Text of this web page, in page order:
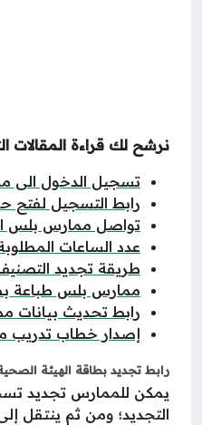
نرشح لك قراءة المقالات
تسجيل الدخول الى
رابط التسجيل
تواصل ممارس بلس
عدد الساعات
طريقة تجديد
ممارس بلس طباعة
رابط تحديث بيانات
إصدار خطاب تدريب
رابط تجديد بطاقة الهيئة
يمكن للممارس تجديد
التجديد؛ ومن ثم ينتقل